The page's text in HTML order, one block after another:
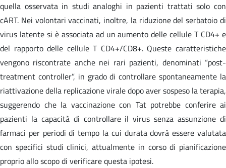
quella osservata in studi analoghi in pazienti trattati solo con
cART. Nei volontari vaccinati, inoltre, la riduzione del serbatoio di
virus latente si è associata ad un aumento delle cellule T CD4+ e
del rapporto delle cellule T CD4+/CD8+. Queste caratteristiche
vengono riscontrate anche nei rari pazienti, denominati “post-
treatment controller”, in grado di controllare spontaneamente la
riattivazione della replicazione virale dopo aver sospeso la terapia,
suggerendo che la vaccinazione con Tat potrebbe conferire ai
pazienti la capacità di controllare il virus senza assunzione di
farmaci per periodi di tempo la cui durata dovrà essere valutata
con specifici studi clinici, attualmente in corso di pianificazione
proprio allo scopo di verificare questa ipotesi.